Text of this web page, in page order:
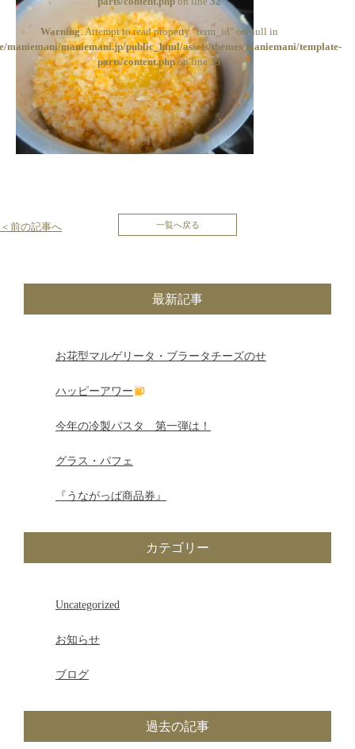
Warning: Attempt to read property "term_id" on null in
maniemani/maniemani.jp/public_html/assets/themes/maniemani/template-
parts/content.phpon line33
投
ナ
ビ
＜前の記事へ 一覧へ戻る
最新記事
お花型マルゲリータ・ブラータチーズのせ
ハッピーアワー
今年の冷製パスタ 第一弾は！
グラス・パフェ
『うながっぱ商品券』
カテゴリー
Uncategorized
お知らせ
ブログ
過去の記事